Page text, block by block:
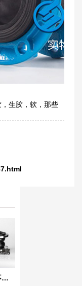
， 生胶 ， 软 ， 那些
自来水厂304不锈钢橡胶管接头